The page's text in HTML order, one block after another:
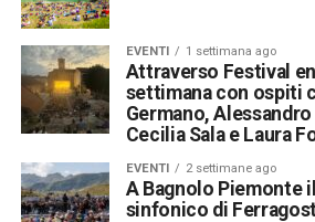
EVENTI 1 settimana ago
Attraverso Festival
settimana con ospiti
Germano,
Cecilia Sala e Laura
EVENTI 2 settimane ago
A Bagnolo Piemonte
sinfonico di